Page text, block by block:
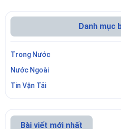
Danh mục
Trong Nước
Nước Ngoài
Tin Vận Tải
Bài viết mới nhất